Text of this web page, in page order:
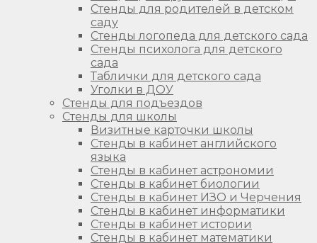
Стенды для родителей в детском
саду
Стенды логопеда для детского сада
Стенды психолога для детского
сада
Таблички для детского сада
Уголки в ДОУ
Стенды для подъездов
Стенды для школы
Визитные карточки школы
Стенды в кабинет английского
языка
Стенды в кабинет астрономии
Стенды в кабинет биологии
Стенды в кабинет ИЗО и Черчения
Стенды в кабинет информатики
Стенды в кабинет истории
Стенды в кабинет математики